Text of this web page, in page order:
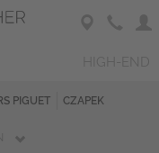
PIGUET CZAPEK